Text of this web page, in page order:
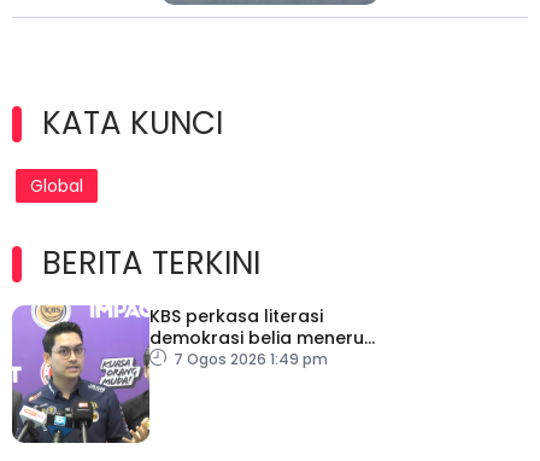
KATA KUNCI
Global
BERITA TERKINI
KBS perkasa literasi
demokrasi belia menerusi
Bulan Rakan Demokrasi
7 Ogos 2026 1:49 pm